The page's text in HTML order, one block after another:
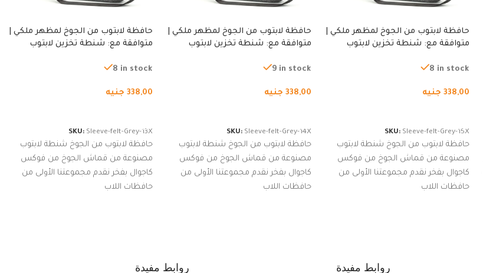
حافظة لابتوب من الجوخ لمظهر ملكي |
متوافقة مع: شنطة تخزين لابتوب
من الجوخ لجهاز نوت بوك والتابلت،
8 in stock
338,00 جنيه
SKU: Sleeve-felt-Grey-15X
حافظة لابتوب من الجوخ شنطة لابتوب
مصنوعة من قماش الجوخ من فوكس
كاجوال بفخر نقدم مجموعتنا الأولى من
حافظات اللاب
حافظة لابتوب من الجوخ لمظهر ملكي |
متوافقة مع: شنطة تخزين لابتوب
من الجوخ لجهاز نوت بوك والتابلت،
9 in stock
338,00 جنيه
SKU: Sleeve-felt-Grey-14X
حافظة لابتوب من الجوخ شنطة لابتوب
مصنوعة من قماش الجوخ من فوكس
كاجوال بفخر نقدم مجموعتنا الأولى من
حافظات اللاب
حافظة لابتوب من الجوخ لمظهر ملكي |
متوافقة مع: شنطة تخزين لابتوب
من الجوخ لجهاز نوت بوك والتابلت،
8 in stock
338,00 جنيه
SKU: Sleeve-felt-Grey-13X
حافظة لابتوب من الجوخ شنطة لابتوب
مصنوعة من قماش الجوخ من فوكس
كاجوال بفخر نقدم مجموعتنا الأولى من
حافظات اللاب
روابط مفيدة روابط مفيدة